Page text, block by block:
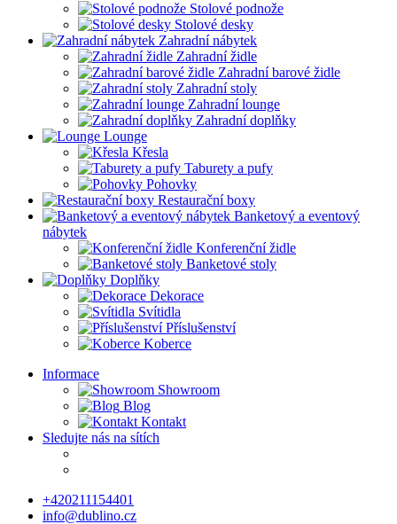
Stolové podnože
Stolové desky
Zahradní nábytek
Zahradní židle
Zahradní barové židle
Zahradní stoly
Zahradní lounge
Zahradní doplňky
Lounge
Křesla
Taburety a pufy
Pohovky
Restaurační boxy
Banketový a eventový
nábytek
Konferenční židle
Banketové stoly
Doplňky
Dekorace
Svítidla
Příslušenství
Koberce
Informace
Showroom
Blog
Kontakt
Sledujte nás na sítích
+420211154401
info@dublino.cz